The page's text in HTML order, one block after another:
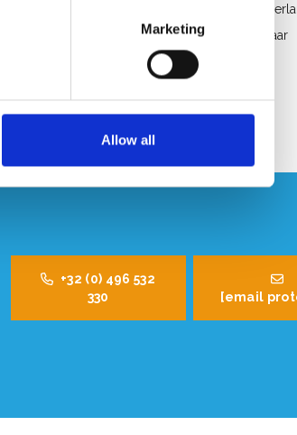
Marketing
Allow all
Gratis verzending in België en
Snelle service. Uit voorraad leverbaar
Professioneel advies
+32 (0) 496 532
330
[email